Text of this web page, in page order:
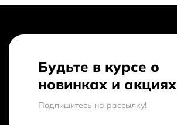
Будьте в курсе о
новинках и акциях
Подпишитесь на рассылкy!